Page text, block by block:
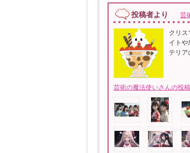
投稿者より 芸
クリス
イトや
テリア
芸術の魔法使いさんの投